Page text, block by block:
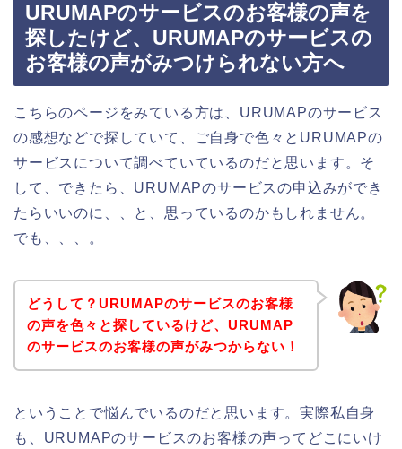
URUMAPのサービスのお客様の声を
探したけど、URUMAPのサービスの
お客様の声がみつけられない方へ
こちらのページをみている方は、URUMAPのサービス
の感想などで探していて、ご自身で色々とURUMAPの
サービスについて調べていているのだと思います。そ
して、できたら、URUMAPのサービスの申込みができ
たらいいのに、、と、思っているのかもしれません。
でも、、、。
どうして？URUMAPのサービスのお客様
の声を色々と探しているけど、URUMAP
のサービスのお客様の声がみつからない！
ということで悩んでいるのだと思います。実際私自身
も、URUMAPのサービスのお客様の声ってどこにいけ